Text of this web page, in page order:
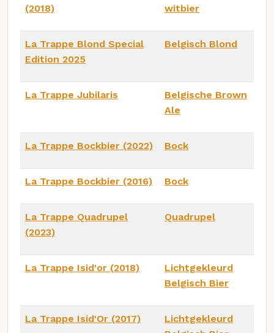
(2018)
witbier
La Trappe Blond Special
Edition 2025
Belgisch Blond
La Trappe Jubilaris
Belgische Brown
Ale
La Trappe Bockbier (2022) Bock
La Trappe Bockbier (2016) Bock
La Trappe Quadrupel
(2023)
Quadrupel
La Trappe Isid'or (2018)
Lichtgekleurd
Belgisch Bier
La Trappe Isid'Or (2017)
Lichtgekleurd